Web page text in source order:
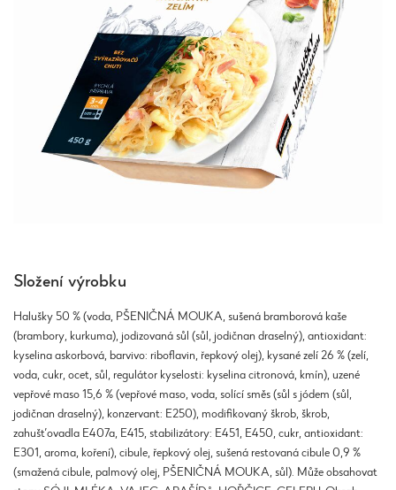
Složení výrobku
Halušky 50 % (voda, PŠENIČNÁ MOUKA, sušená bramborová kaše
(brambory, kurkuma), jodizovaná sůl (sůl, jodičnan draselný), antioxidant:
kyselina askorbová, barvivo: riboflavin, řepkový olej), kysané zelí 26 % (zelí,
voda, cukr, ocet, sůl, regulátor kyselosti: kyselina citronová, kmín), uzené
vepřové maso 15,6 % (vepřové maso, voda, solící směs (sůl s jódem (sůl,
jodičnan draselný), konzervant: E250), modifikovaný škrob, škrob,
zahušťovadla E407a, E415, stabilizátory: E451, E450, cukr, antioxidant:
E301, aroma, koření), cibule, řepkový olej, sušená restovaná cibule 0,9 %
(smažená cibule, palmový olej, PŠENIČNÁ MOUKA, sůl). Může obsahovat